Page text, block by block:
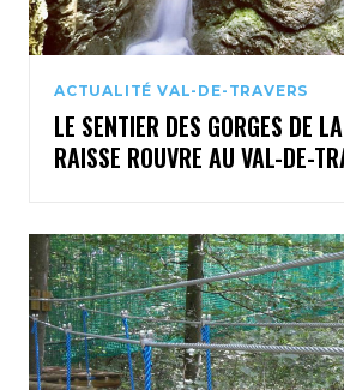
ACTUALITÉ VAL-DE-TRAVERS
LE SENTIER DES GORGES DE
RAISSE ROUVRE AU VAL-DE-